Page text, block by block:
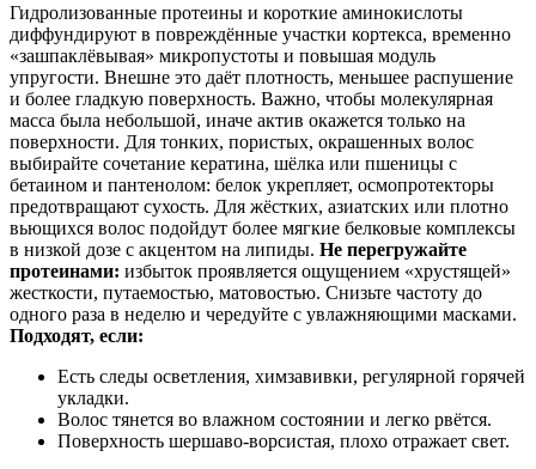
Гидролизованные протеины и короткие аминокислоты
диффундируют в повреждённые участки кортекса, временно
«зашпаклёвывая» микропустоты и повышая модуль
упругости. Внешне это даёт плотность, меньшее распушение
и более гладкую поверхность. Важно, чтобы молекулярная
масса была небольшой, иначе актив окажется только на
поверхности. Для тонких, пористых, окрашенных волос
выбирайте сочетание кератина, шёлка или пшеницы с
бетаином и пантенолом: белок укрепляет, осмопротекторы
предотвращают сухость. Для жёстких, азиатских или плотно
вьющихся волос подойдут более мягкие белковые комплексы
в низкой дозе с акцентом на липиды. Не перегружайте
протеинами: избыток проявляется ощущением «хрустящей»
жесткости, путаемостью, матовостью. Снизьте частоту до
одного раза в неделю и чередуйте с увлажняющими масками.
Подходят, если:
Есть следы осветления, химзавивки, регулярной горячей
укладки.
Волос тянется во влажном состоянии и легко рвётся.
Поверхность шершаво‑ворсистая, плохо отражает свет.